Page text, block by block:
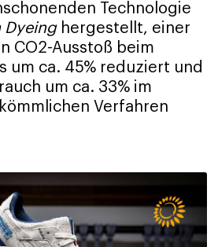
Technologie
Dyeinghergestellt, einer
CO2-Ausstoß beim
um ca. 45% reduziert und
um ca. 33% im
Verfahren